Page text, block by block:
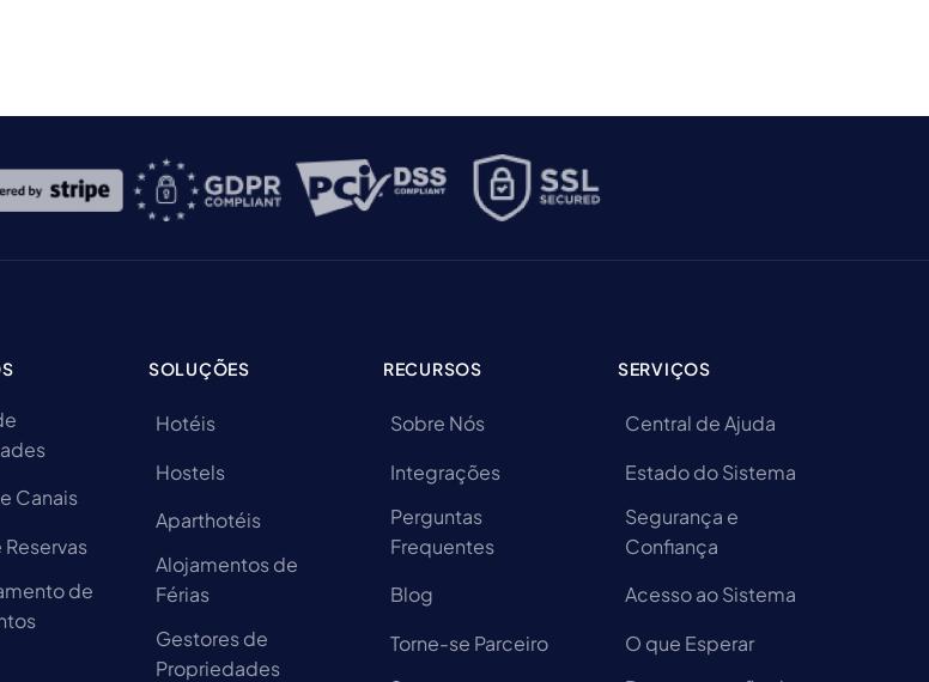
Canais
de
SOLUÇÕES
Hotéis
Hostels
Aparthotéis
Alojamentos de
Férias
Gestores de
Propriedades
RECURSOS
Sobre Nós
Integrações
Perguntas
Frequentes
Blog
Torne-se Parceiro
SERVIÇOS
Central de Ajuda
Estado do Sistema
Segurança e
Confiança
Acesso ao Sistema
O que Esperar